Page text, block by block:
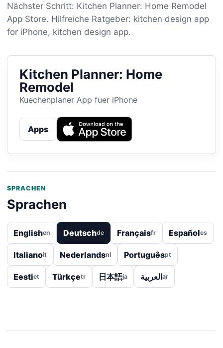
Nächster Schritt: Kitchen Planner: Home Remodel
App Store. Hilfreiche Ratgeber: kitchen design app
for iPhone, kitchen design app.
Kitchen Planner: Home
Remodel
Kuechenplaner App fuer iPhone
Apps
SPRACHEN
Sprachen
Englishen Deutschde Françaisfr Españoles
Italianoit Nederlandsnl Portuguêspt
Eestiet Türkçetr 日本語ja العربيةar